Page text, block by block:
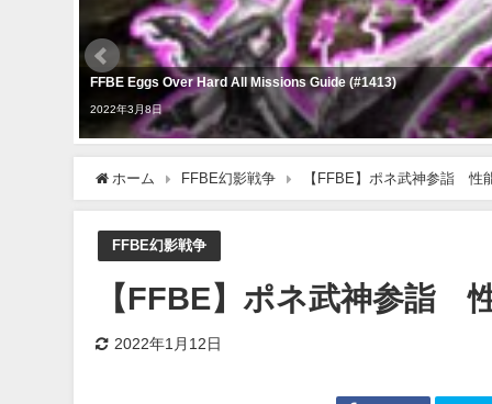
FFBE Eggs Over Hard All Missions Guide (#1413)
2022年3月8日
ホーム FFBE幻影戦争 【FFBE】ポネ武神参詣 性
FFBE幻影戦争
【FFBE】ポネ武神参詣
2022年1月12日